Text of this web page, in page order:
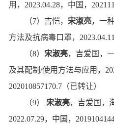
用 ， 2023.04.28， 中国，
（7）吉恺， 宋淑亮， 一
方法及抗病毒口罩， 2023.04.11
（8） 宋淑亮， 吉爱国，
及其配制 /使用方法与应用 ，
202010857170.7（已转让）
（9） 宋淑亮， 吉爱国，
2022.07.29， 中国，